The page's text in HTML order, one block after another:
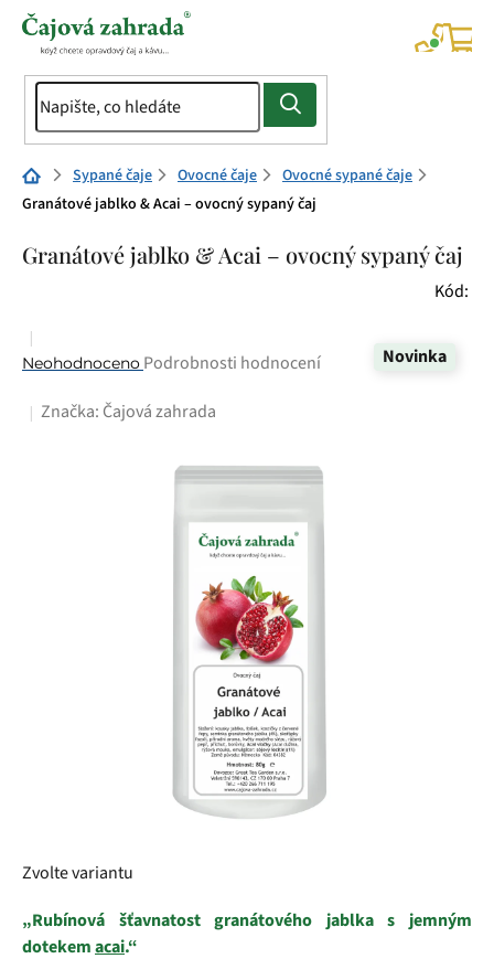
Přejít
Domů Sypané čaje Ovocné čaje
Ovocné sypané čaje
Granátové jablko & Acai – ovocný sypaný čaj
Granátové jablko & Acai – ovocný sypaný čaj
Kód:
Novinka
Průměrné
produktu
Neohodnoceno Podrobnosti hodnocení
Značka: Čajová zahrada
Zvolte variantu
„Rubínová šťavnatost granátového jablka s jemným
dotekemacai.“